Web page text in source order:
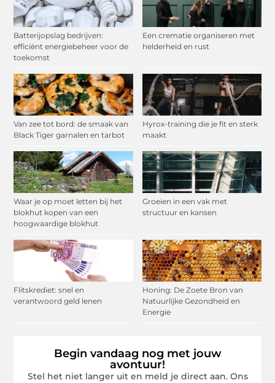
Batterijopslag bedrijven:
efficiënt energiebeheer voor de
toekomst
Een crematie organiseren met
helderheid en rust
Van zee tot bord: de smaak van
Black Tiger garnalen en tarbot
Hyrox-training die je fit en sterk
maakt
Waar je op moet letten bij het
blokhut kopen van een
hoogwaardige blokhut
Groeien in een vak met
structuur en kansen
Flitskrediet: snel en
verantwoord geld lenen
Honing: De Zoete Bron van
Natuurlijke Gezondheid en
Energie
Begin vandaag nog met jouw
avontuur!
Stel het niet langer uit en meld je direct aan. Ons